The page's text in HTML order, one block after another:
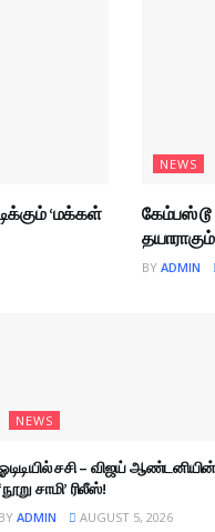
‘மக்கள்
NEWS
கேம்பஸ்
BY ADMIN
NEWS
சசி – விஜய் ஆண்டனியின்
‘நூறு சாமி’ ரிலீஸ்!
BY ADMIN AUGUST 5, 2026